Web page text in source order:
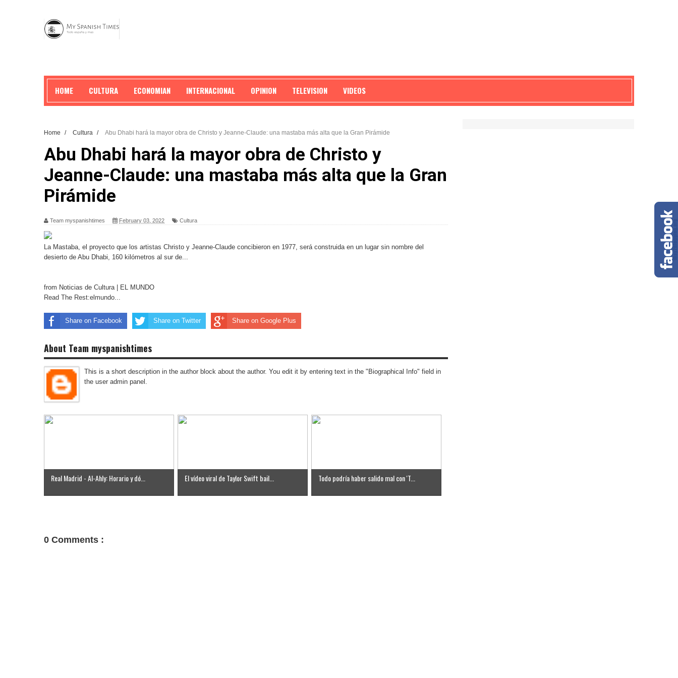
HOME CULTURA ECONOMIAN INTERNACIONAL OPINION TELEVISION VIDEOS
Home / Cultura / Abu Dhabi hará la mayor obra de Christo y Jeanne-Claude: una mastaba más alta que la Gran Pirámide
Abu Dhabi hará la mayor obra de Christo y
Jeanne-Claude: una mastaba más alta que la Gran
Pirámide
Team myspanishtimes February 03, 2022 Cultura
La Mastaba, el proyecto que los artistas Christo y Jeanne-Claude concibieron en 1977, será construida en un lugar sin nombre del
desierto de Abu Dhabi, 160 kilómetros al sur de...
from Noticias de Cultura | EL MUNDO
Read The Rest:elmundo...
Share on Facebook Share on Twitter Share on Google Plus
About Team myspanishtimes
This is a short description in the author block about the author. You edit it by entering text in the "Biographical Info" field in
the user admin panel.
Real Madrid - Al-Ahly: Horario y dó... El vídeo viral de Taylor Swift bail... Todo podría haber salido mal con 'T...
0 Comments :